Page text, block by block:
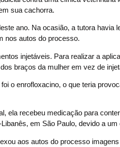
sua cachorra.
ano. Na ocasião, a tutora havia
nos autos do processo.
injetáveis. Para realizar a
braços da mulher em vez de
o enrofloxacino, o que teria
ela recebeu medicação para
em São Paulo, devido a um
aos autos do processo